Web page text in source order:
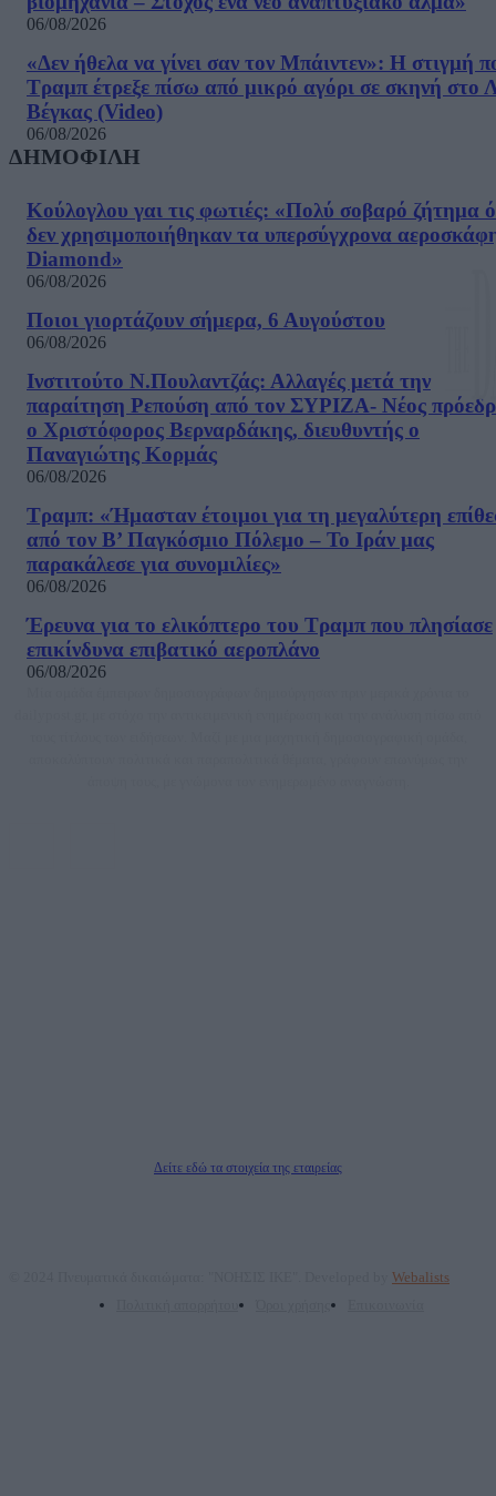
06/08/2026
«Δεν ήθελα να γίνει σαν τον Μπάιντεν»: Η στιγμή
Τραμπ έτρεξε πίσω από μικρό αγόρι σε σκηνή στο
Βέγκας (Video)
06/08/2026
ΔΗΜΟΦΙΛΗ
Κούλογλου γαι τις φωτιές: «Πολύ σοβαρό ζήτημα
δεν χρησιμοποιήθηκαν τα υπερσύγχρονα
Diamond»
06/08/2026
Ποιοι γιορτάζουν σήμερα, 6 Αυγούστου
06/08/2026
Ινστιτούτο Ν.Πουλαντζάς: Αλλαγές μετά την
παραίτηση Ρεπούση από τον ΣΥΡΙΖΑ- Νέος
ο Χριστόφορος Βερναρδάκης, διευθυντής ο
Παναγιώτης Κορμάς
06/08/2026
Τραμπ: «Ήμασταν έτοιμοι για τη μεγαλύτερη
από τον Β’ Παγκόσμιο Πόλεμο – Το Ιράν μας
παρακάλεσε για συνομιλίες»
06/08/2026
Έρευνα για το ελικόπτερο του Τραμπ που πλησίασε
επικίνδυνα επιβατικό αεροπλάνο
06/08/2026
Δείτε εδώ τα στοιχεία της εταιρείας
Webalists